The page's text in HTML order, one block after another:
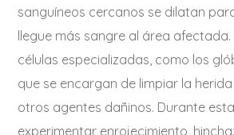
sanguíneos cercanos se dilatan
llegue más sangre al área
células especializadas, como los
que se encargan de limpiar la
otros agentes dañinos. Durante
experimentar enrojecimiento,